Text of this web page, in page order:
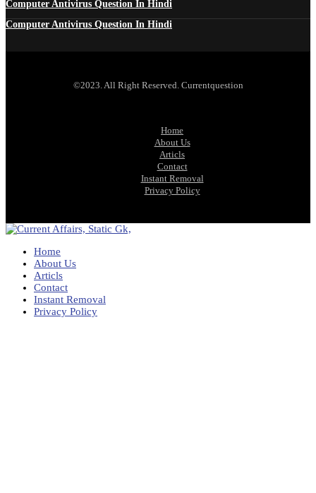
Computer Antivirus Question In Hindi
Computer Antivirus Question In Hindi
©2023. All Right Reserved. Currentquestion
Home
About Us
Articls
Contact
Instant Removal
Privacy Policy
Home
About Us
Articls
Contact
Instant Removal
Privacy Policy